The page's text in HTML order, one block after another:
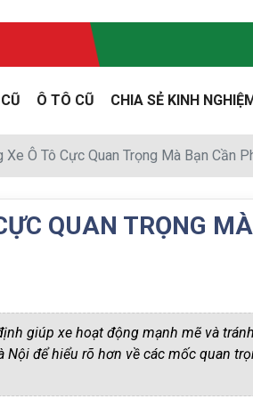
Ô TÔ CŨ CHIA SẺ KINH
Ô Tô Cực Quan Trọng Mà Bạn Cần
QUAN TRỌNG
giúp xe hoạt động mạnh mẽ và
để hiểu rõ hơn về các mốc quan